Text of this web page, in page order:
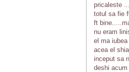
pricaleste
totul sa fie
ft
nu eram
el ma
acea el
inceput sa
deshi